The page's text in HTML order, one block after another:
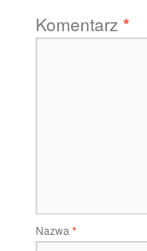
Komentarz *
Nazwa *